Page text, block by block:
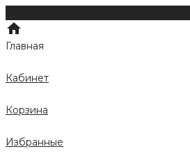
Главная
Кабинет
Корзина
Избранные